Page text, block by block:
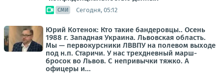
СМИ Сегодня, 05:12
Юрий Котенок: Кто такие бандеровцы.. Осень
1988 г. Западная Украина. Львовская область.
Мы — первокурсники ЛВВПУ на полевом выходе
под н.п. Старичи. У нас трехдневный марш-
бросок во Львов. С непривычки тяжко. А
офицеры и...